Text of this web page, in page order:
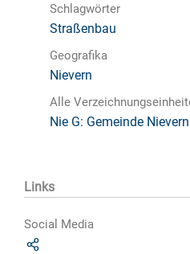
Schlagwörter
Straßenbau
Geografika
Nievern
Alle
Nie G: Gemeinde
Links
Social Media